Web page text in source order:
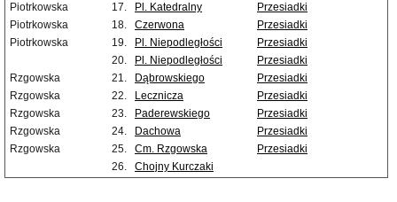
Piotrkowska
17. Pl. Katedralny
Przesiadki
Piotrkowska
18. Czerwona
Przesiadki
Piotrkowska
19. Pl. Niepodległości
Przesiadki
20.
Pl. Niepodległości
Przesiadki
Rzgowska
21. Dąbrowskiego
Przesiadki
Rzgowska
22. Lecznicza
Przesiadki
Rzgowska
23. Paderewskiego
Przesiadki
Rzgowska
24. Dachowa
Przesiadki
Rzgowska
25. Cm. Rzgowska
Przesiadki
26.
Chojny Kurczaki